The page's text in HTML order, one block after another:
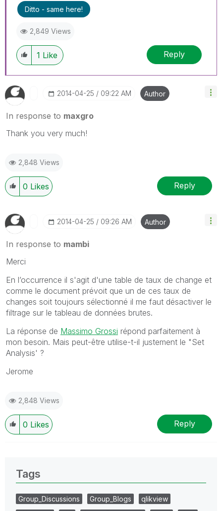
Ditto - same here!
2,849 Views
1 Like Reply
‎2014-04-25 09:22 AM Author
In response to maxgro
Thank you very much!
2,848 Views
0 Likes Reply
‎2014-04-25 09:26 AM Author
In response to mambi
Merci
En l’occurrence il s'agit d'une table de taux de change et
comme le document prévoit que un de ces taux de
changes soit toujours sélectionné il me faut désactiver le
filtrage sur le tableau de données brutes.
La réponse de Massimo Grossi répond parfaitement à
mon besoin. Mais peut-être utilise-t-il justement le "Set
Analysis' ?
Jerome
2,848 Views
0 Likes Reply
Tags
Group_Discussions Group_Blogs
qlikview